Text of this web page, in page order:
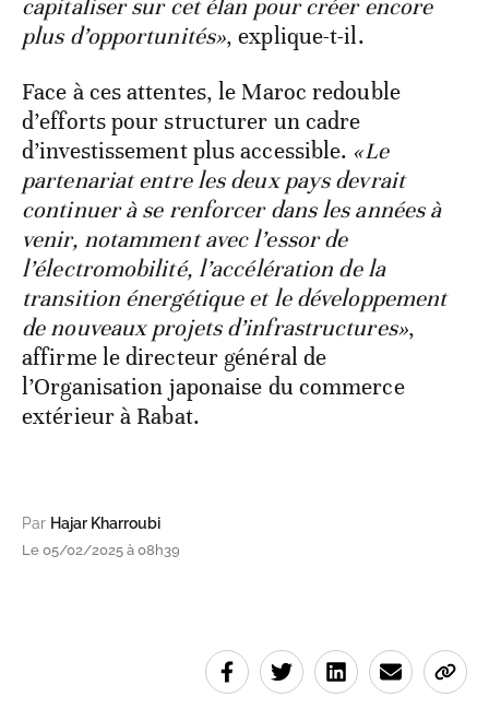
capitaliser sur cet élan pour créer encore
plus d’opportunités», explique-t-il.
Face à ces attentes, le Maroc redouble
d’efforts pour structurer un cadre
d’investissement plus accessible. «Le
partenariat entre les deux pays devrait
continuer à se renforcer dans les années à
venir, notamment avec l’essor de
l’électromobilité, l’accélération de la
transition énergétique et le développement
de nouveaux projets d’infrastructures»,
affirme le directeur général de
l’Organisation japonaise du commerce
extérieur à Rabat.
Par Hajar Kharroubi
Le 05/02/2025 à 08h39